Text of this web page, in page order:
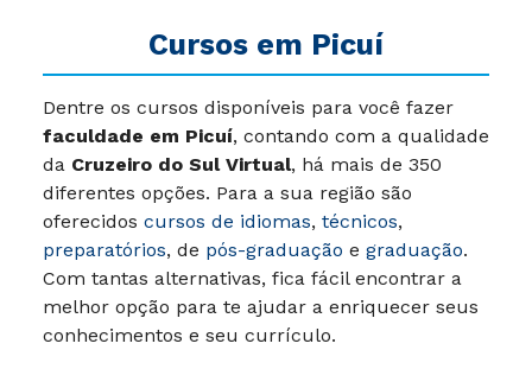
Cursos em Picuí
Dentre os cursos disponíveis para você fazer
faculdade em Picuí, contando com a qualidade
da Cruzeiro do Sul Virtual, há mais de 350
diferentes opções. Para a sua região são
oferecidos cursos de idiomas, técnicos,
preparatórios, de pós-graduação e graduação.
Com tantas alternativas, fica fácil encontrar a
melhor opção para te ajudar a enriquecer seus
conhecimentos e seu currículo.